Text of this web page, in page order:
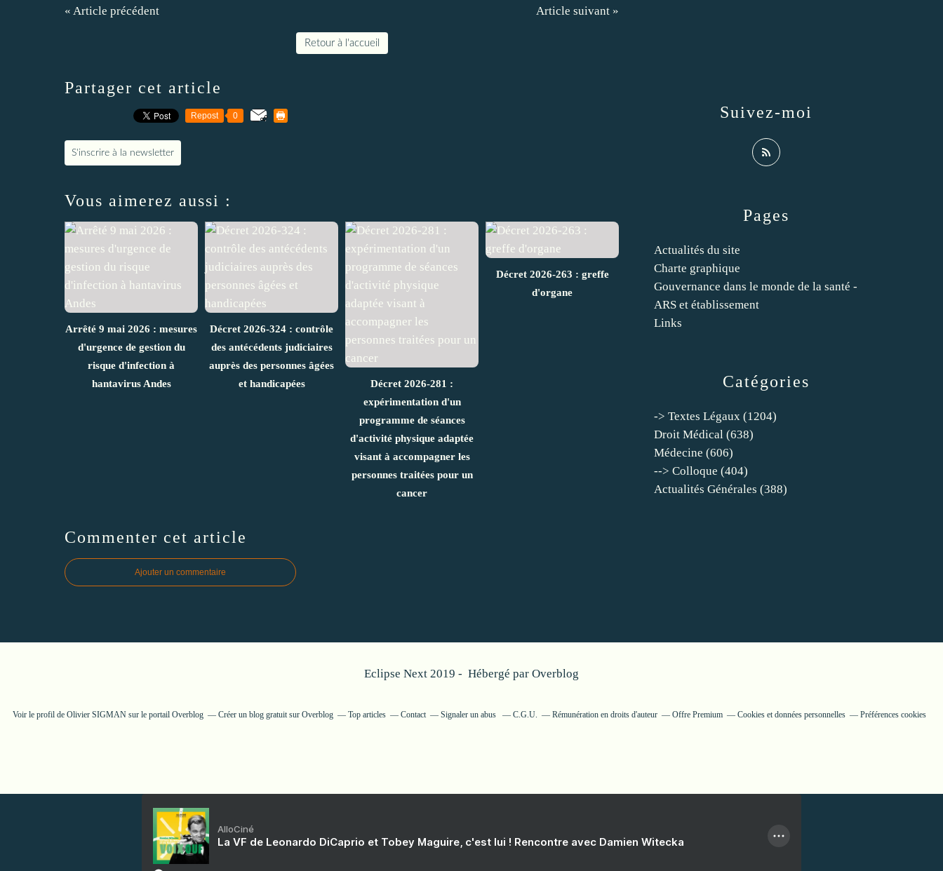
« Article précédent Article suivant »
Retour à l'accueil
Partager cet article
Repost 0
S'inscrire à la newsletter
Vous aimerez aussi :
Arrêté 9 mai 2026 : mesures
d'urgence de gestion du
risque d'infection à
hantavirus Andes
Décret 2026-324 : contrôle
des antécédents judiciaires
auprès des personnes âgées
et handicapées
Décret 2026-281 :
expérimentation d'un
programme de séances
d'activité physique adaptée
visant à accompagner les
personnes traitées pour un
cancer
Décret 2026-263 : greffe
d'organe
Commenter cet article
Ajouter un commentaire
Catégories
-> Textes Légaux (1204)
Droit Médical (638)
Médecine (606)
--> Colloque (404)
Actualités Générales (388)
Pages
Actualités du site
Charte graphique
Gouvernance dans le monde de la santé -
ARS et établissement
Links
Suivez-moi
Eclipse Next 2019 - Hébergé par Overblog
Voir le profil de Olivier SIGMAN sur le portail Overblog Créer un blog gratuit sur Overblog Top articles Contact Signaler un abus C.G.U. Rémunération en droits d'auteur Offre Premium Cookies et données personnelles Préférences cookies
AlloCiné
La VF de Leonardo DiCaprio et Tobey Maguire, c'est lui ! Rencontre avec Damien Witecka